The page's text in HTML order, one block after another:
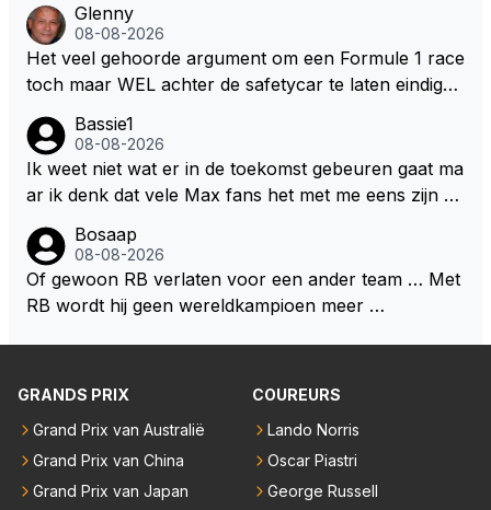
uden dan dat hij op dit moment beweerd. Dan kan hij
zijn talenten en uitzonderlijke klasse laten zien en he
eft daar enorm veel lol aan.
ert nu de spindoctor van newey geworden?? Eerlijk
gezegd snap ik de de kop én het artikel niet echt.
Glenny
08-08-2026
Het veel gehoorde argument om een Formule 1 race
toch maar WEL achter de safetycar te laten eindigen
dat men vreest voor een brandstof tekort. Kennelijk
rijden de teams met tot op de liter afgemeten peut...
Bassie1
08-08-2026
Ik weet niet wat er in de toekomst gebeuren gaat ma
ar ik denk dat vele Max fans het met me eens zijn da
zijn als Alonso samen met Max ergens in een vieren
twings uur race samen in een team zouden zitten. D
eze 2 coureurs zouden een fantastisch affiche zijn v
Bosaap
08-08-2026
Of gewoon RB verlaten voor een ander team … Met
RB wordt hij geen wereldkampioen meer …
GRANDS PRIX
Grand Prix van Australië
Grand Prix van China
Grand Prix van Japan
COUREURS
Lando Norris
Oscar Piastri
George Russell